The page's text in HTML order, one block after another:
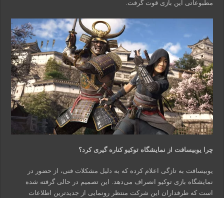
مطبوعاتی این بازی قوت گرفت.
چرا یوبیسافت از نمایشگاه توکیو کناره گیری کرد؟
یوبیسافت به تازگی اعلام کرده که به دلیل مشکلات فنی، از حضور در
نمایشگاه بازی توکیو انصراف می‌دهد. این تصمیم در حالی گرفته شده
است که طرفداران این شرکت منتظر رونمایی از جدیدترین اطلاعات